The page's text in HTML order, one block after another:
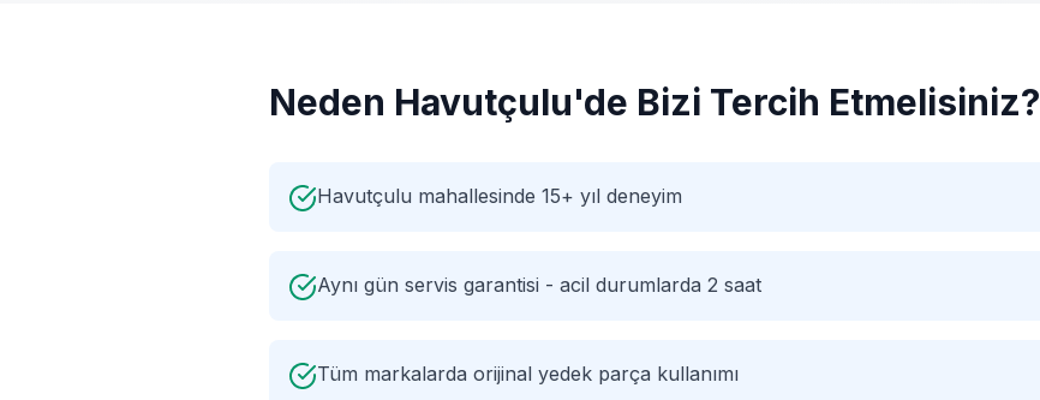
Neden Havutçulu'de Bizi Tercih Etmelisiniz?
Havutçulu mahallesinde 15+ yıl deneyim
Aynı gün servis garantisi - acil durumlarda 2 saat
Tüm markalarda orijinal yedek parça kullanımı